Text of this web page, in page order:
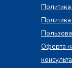
Оферта